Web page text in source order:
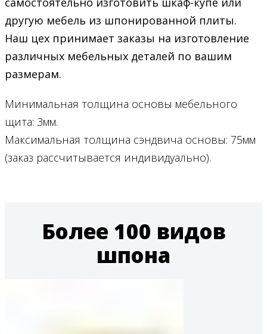
другую мебель из шпонированной плиты.
Наш цех принимает заказы на изготовление
различных мебельных деталей по вашим
размерам.
Минимальная толщина основы мебельного
щита: 3мм.
Максимальная толщина сэндвича основы: 75мм
(заказ рассчитывается индивидуально).
Более 100 видов
шпона